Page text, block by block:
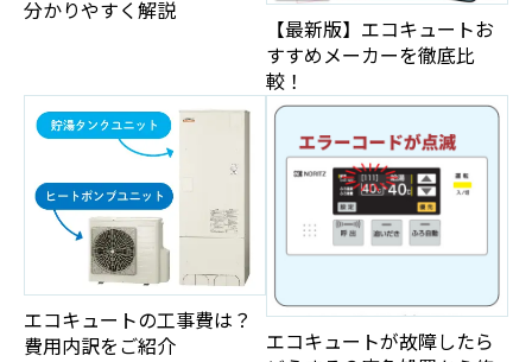
分かりやすく解説
【最新版】エコキュートお
すすめメーカーを徹底比
較！
エコキュートの工事費は？
費用内訳をご紹介
エコキュートが故障したら